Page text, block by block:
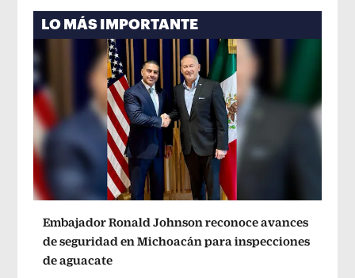
LO MÁS IMPORTANTE
Embajador Ronald Johnson reconoce avances
de seguridad en Michoacán para inspecciones
de aguacate